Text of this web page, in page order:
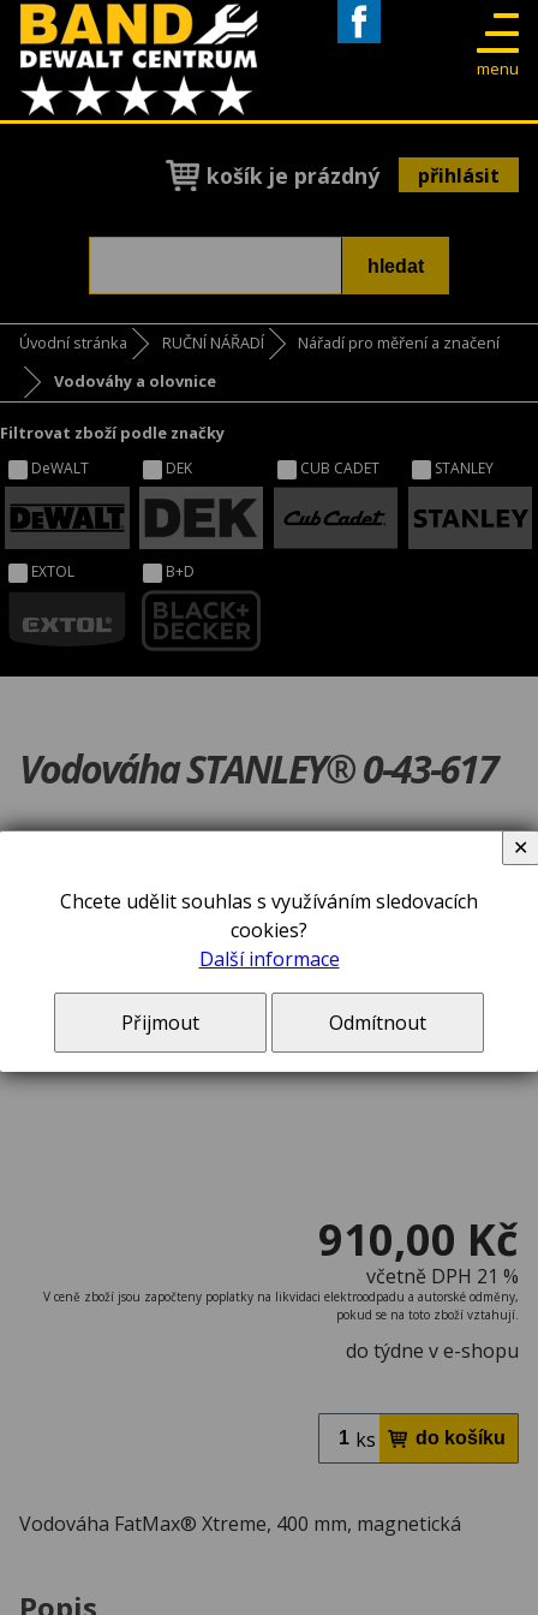
menu
košík je prázdný přihlásit
Úvodní stránka RUČNÍ NÁŘADÍ
Nářadí pro měření a značení
Vodováhy a olovnice
Filtrovat zboží podle značky
DeWALT DEK CUB CADET STANLEY
EXTOL B+D
Vodováha STANLEY® 0-43-617
910,00 Kč
včetně DPH 21 %
V ceně zboží jsou započteny poplatky na likvidaci elektroodpadu a autorské odměny,
pokud se na toto zboží vztahují.
do týdne v e-shopu
ks
Vodováha FatMax® Xtreme, 400 mm, magnetická
Popis
Chcete udělit souhlas s využíváním sledovacích
cookies?
Další informace
Přijmout Odmítnout
✕